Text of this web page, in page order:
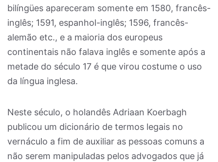
bilíngües apareceram somente em 1580, francês-
inglês; 1591, espanhol-inglês; 1596, francês-
alemão etc., e a maioria dos europeus
continentais não falava inglês e somente após a
metade do século 17 é que virou costume o uso
da língua inglesa.
Neste século, o holandês Adriaan Koerbagh
publicou um dicionário de termos legais no
vernáculo a fim de auxiliar as pessoas comuns a
não serem manipuladas pelos advogados que já